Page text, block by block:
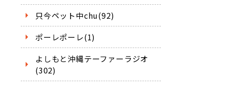
只今ペット中chu(92)
ポーレポーレ(1)
よしもと沖縄テーファーラジオ
(302)